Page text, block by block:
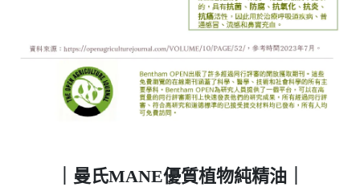
｜曼氏MANE優質植物純精油｜